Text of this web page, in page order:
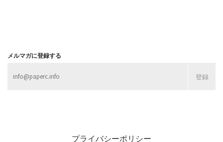
メルマガに登録する
プライバシーポリシー